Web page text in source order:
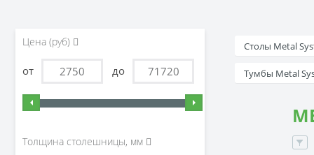
Цена (руб)
от до
Толщина столешницы, мм
Столы Metal
Тумбы Metal